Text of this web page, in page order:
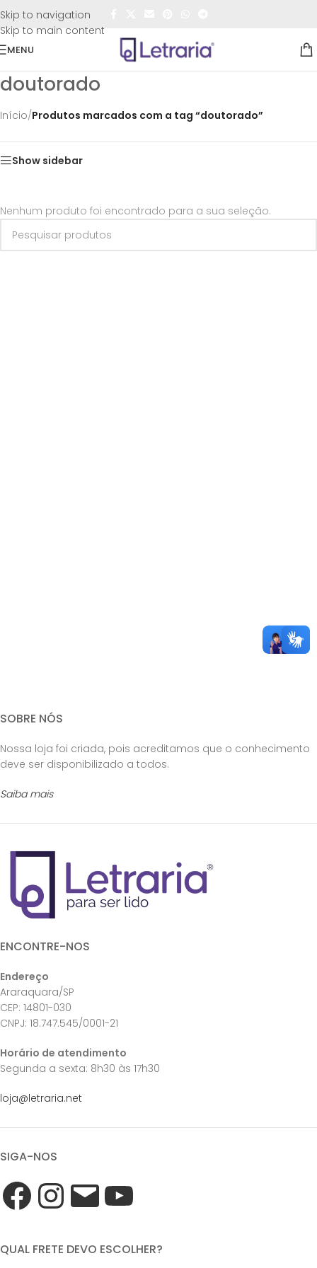
Skip to navigation
Skip to main content
FRETE GRÁTIS
MENU
doutorado
Início/Produtos marcados com a tag “doutorado”
Show sidebar
Nenhum produto foi encontrado para a sua seleção.
SOBRE NÓS
Nossa loja foi criada, pois acreditamos que o conhecimento
deve ser disponibilizado a todos.
Saiba mais
ENCONTRE-NOS
Endereço
Araraquara/SP
CEP: 14801-030
CNPJ: 18.747.545/0001-21
Horário de atendimento
Segunda a sexta: 8h30 às 17h30
loja@letraria.net
SIGA-NOS
QUAL FRETE DEVO ESCOLHER?